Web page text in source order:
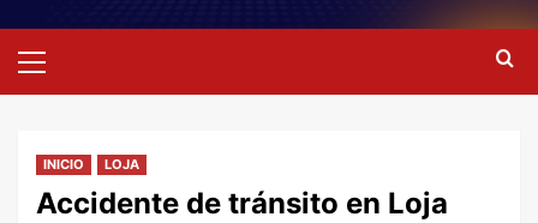
primario
INICIO LOJA
Accidente de tránsito en Loja